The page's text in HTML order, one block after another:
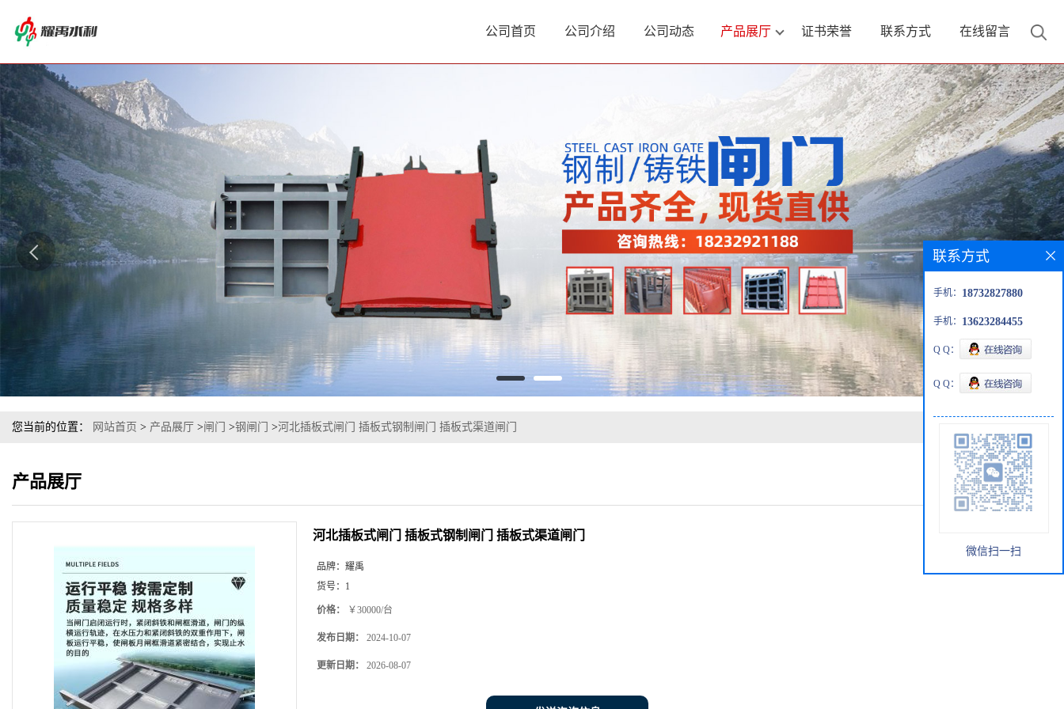
公司首页 公司介绍 公司动态 产品展厅 证书荣誉 联系方式 在线留言
您当前的位置： 网站首页 > 产品展厅 >闸门 >钢闸门 >河北插板式闸门 插板式钢制闸门 插板式渠道闸门
产品展厅
河北插板式闸门 插板式钢制闸门 插板式渠道闸门
品牌： 耀禹
货号： 1
价格： ￥30000/台
发布日期： 2024-10-07
更新日期： 2026-08-07
联系方式
手机： 18732827880
手机： 13623284455
Q Q：
Q Q：
微信扫一扫